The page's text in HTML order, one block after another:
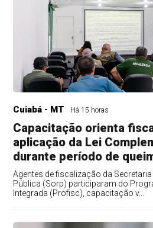
Cuiabá - MT Há 15 horas
Capacitação orienta
aplicação da Lei
durante período de
Agentes de fiscalização da
Pública (Sorp) participaram do
Integrada (Profisc), capacitação v...